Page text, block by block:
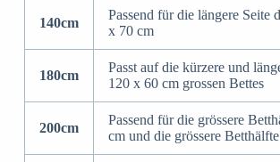
140cm
Passend für die längere Seite
x 70 cm
180cm
Passt auf die kürzere und
120 x 60 cm grossen Bettes
200cm
Passend für die grössere
cm und die grössere